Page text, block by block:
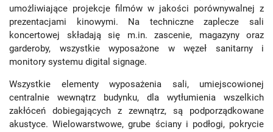
umożliwiające projekcje filmów w jakości porównywalnej z
prezentacjami kinowymi. Na techniczne zaplecze sali
koncertowej składają się m.in. zascenie, magazyny oraz
garderoby, wszystkie wyposażone w węzeł sanitarny i
monitory systemu digital signage.
Wszystkie elementy wyposażenia sali, umiejscowionej
centralnie wewnątrz budynku, dla wytłumienia wszelkich
zakłóceń dobiegających z zewnątrz, są podporządkowane
akustyce. Wielowarstwowe, grube ściany i podłogi, pokrycie